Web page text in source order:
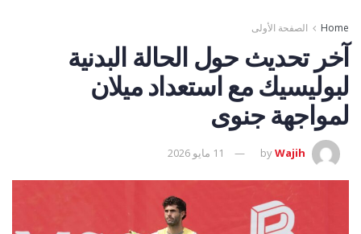
Home الصفحة الأولى
آخر تحديث حول الحالة البدنية
لبوليسيك مع استعداد ميلان
لمواجهة جنوى
byWajih 11 مايو 2026